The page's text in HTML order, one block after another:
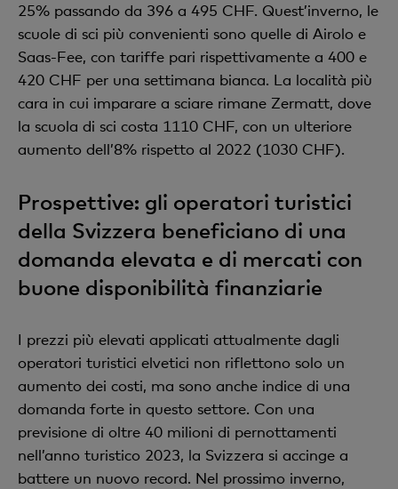
25% passando da 396 a 495 CHF. Quest’inverno, le
scuole di sci più convenienti sono quelle di Airolo e
Saas-Fee, con tariffe pari rispettivamente a 400 e
420 CHF per una settimana bianca. La località più
cara in cui imparare a sciare rimane Zermatt, dove
la scuola di sci costa 1110 CHF, con un ulteriore
aumento dell’8% rispetto al 2022 (1030 CHF).
Prospettive: gli operatori turistici
della Svizzera beneficiano di una
domanda elevata e di mercati con
buone disponibilità finanziarie
I prezzi più elevati applicati attualmente dagli
operatori turistici elvetici non riflettono solo un
aumento dei costi, ma sono anche indice di una
domanda forte in questo settore. Con una
previsione di oltre 40 milioni di pernottamenti
nell’anno turistico 2023, la Svizzera si accinge a
battere un nuovo record. Nel prossimo inverno,